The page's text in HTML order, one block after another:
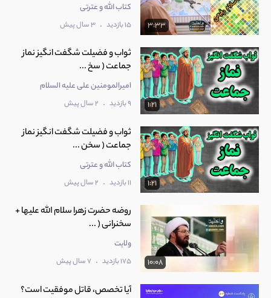
3:33
کتاب الله و عترتی
15 بازدید . 3 سال پیش
1:21
ثواب و فضیلت شگفت انگیز نماز
جماعت ( سخ ...
امیرالمومنین علی عليه السلام
9 بازدید . 2 سال پیش
1:21
ثواب و فضیلت شگفت انگیز نماز
جماعت ( سخن ...
کتاب الله و عترتی
11 بازدید . 2 سال پیش
10:08
روضه حضرت زهرا سلام الله علیها +
سخنرانی ( ...
ولایت
175 بازدید . 7 سال پیش
آیا تخصص، قاتل موفقیت است؟